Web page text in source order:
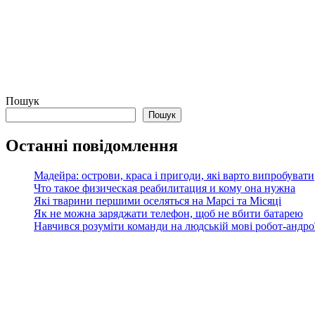
Пошук
Пошук
Останні повідомлення
Мадейра: острови, краса і пригоди, які варто випробувати
Что такое физическая реабилитация и кому она нужна
Які тварини першими оселяться на Марсі та Місяці
Як не можна заряджати телефон, щоб не вбити батарею
Навчився розуміти команди на людській мові робот-